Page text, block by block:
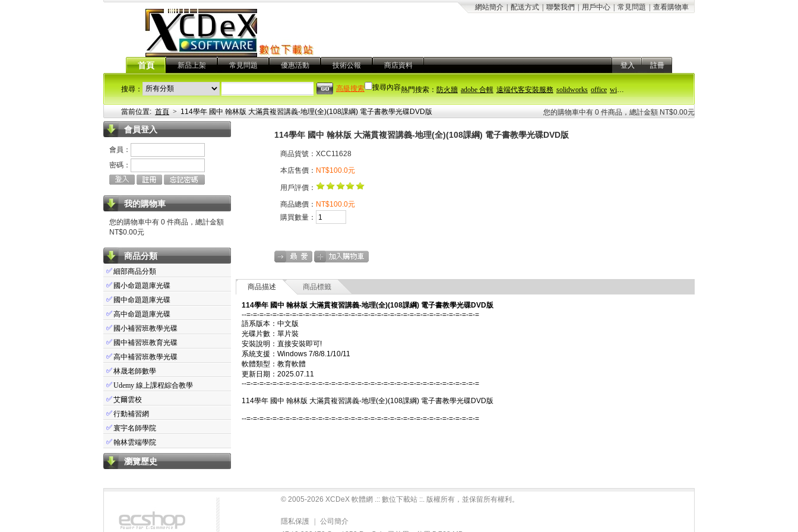
網站簡介 配送方式 聯繫我們 用戶中心 常見問題 查看購物車
首頁 新品上架 常見問題 優惠活動 技術公報 商店資料 登入 註冊
熱門搜索：防火牆 adobe 合輯 遠端代客安裝服務 solidworks office windows 11
搜尋： 搜尋內容
高級搜索
當前位置: 首頁 > 114學年 國中 翰林版 大滿貫複習講義-地理(全)(108課綱) 電子書教學光碟DVD版 您的購物車中有 0 件商品，總計金額 NT$0.00元
會員登入
會員：
密碼：
我的購物車
您的購物車中有 0 件商品，總計金額
NT$0.00元
商品分類
✅細部商品分類
✅ 國小命題題庫光碟
✅ 國中命題題庫光碟
✅高中命題題庫光碟
✅ 國小補習班教學光碟
✅ 國中補習班教育光碟
✅高中補習班教學光碟
✅林晟老師數學
✅Udemy 線上課程綜合教學
✅艾爾雲校
✅行動補習網
✅寰宇名師學院
✅翰林雲端學院
瀏覽歷史
114學年 國中 翰林版 大滿貫複習講義-地理(全)(108課綱) 電子書教學光碟DVD版
商品貨號：XCC11628
本店售價： NT$100.0元
用戶評價：
商品總價： NT$100.0元
購買數量：
商品描述 商品標籤
114學年 國中 翰林版 大滿貫複習講義-地理(全)(108課綱) 電子書教學光碟DVD版
--=-=-=-=-=-=-=-=-=-=-=-=-=-=-=-=-=-=-=-=-=-=-=-=-=-=-=-=-=-=-=-=-=-=-=-=
語系版本：中文版
光碟片數：單片裝
安裝說明：直接安裝即可!
系統支援：Windows 7/8/8.1/10/11
軟體類型：教育軟體
更新日期：2025.07.11
--=-=-=-=-=-=-=-=-=-=-=-=-=-=-=-=-=-=-=-=-=-=-=-=-=-=-=-=-=-=-=-=-=-=-=-=
114學年 國中 翰林版 大滿貫複習講義-地理(全)(108課綱) 電子書教學光碟DVD版
--=-=-=-=-=-=-=-=-=-=-=-=-=-=-=-=-=-=-=-=-=-=-=-=-=-=-=-=-=-=-=-=-=-=-=-=
© 2005-2026 XCDeX 軟體網 .:: 數位下載站 ::. 版權所有，並保留所有權利。
隱私保護
公司簡介